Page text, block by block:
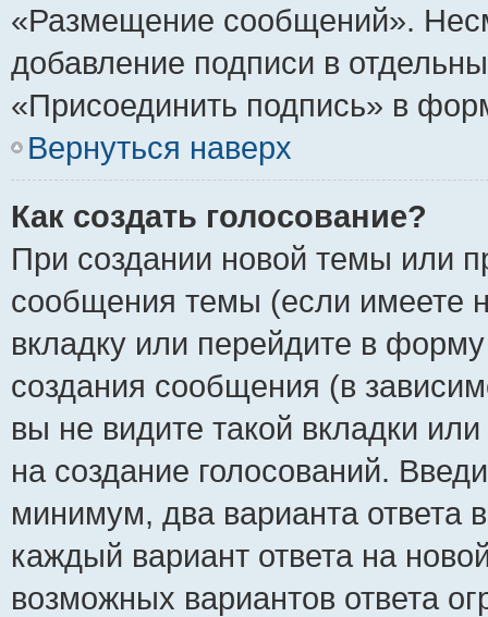
«Размещение сообщений».
добавление подписи в
«Присоединить подпись» в
Вернуться наверх
Как создать голосование?
При создании новой темы или
сообщения темы (если имеете
вкладку или перейдите в
создания сообщения (в
вы не видите такой вкладки
на создание голосований.
минимум, два варианта ответа
каждый вариант ответа на
возможных вариантов ответа